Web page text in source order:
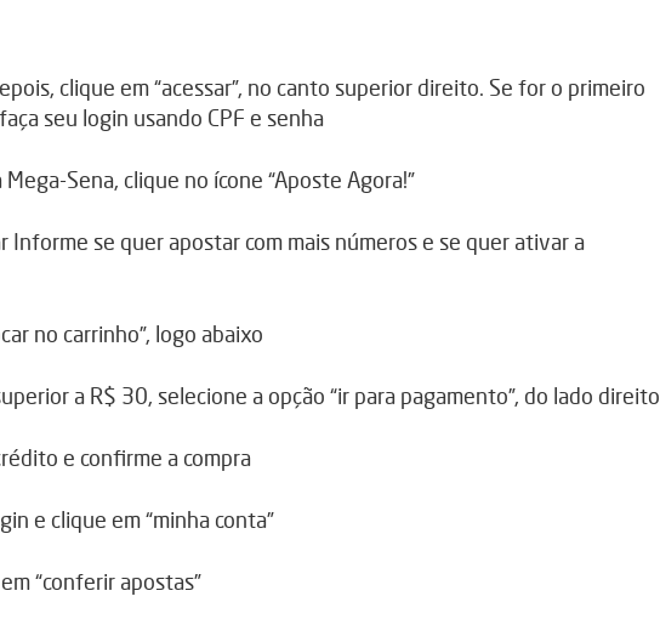
clique em “acessar”, no canto superior direito. Se for o primeiro
seu login usando CPF e senha
Sena, clique no ícone “Aposte Agora!”
Informe se quer apostar com mais números e se quer ativar a
no carrinho”, logo abaixo
a R$ 30, selecione a opção “ir para pagamento”, do lado direito
e confirme a compra
e clique em “minha conta”
“conferir apostas”